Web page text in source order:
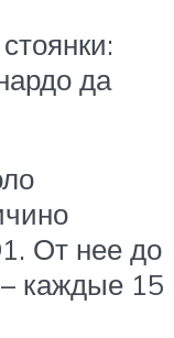
да
От нее до
каждые 15